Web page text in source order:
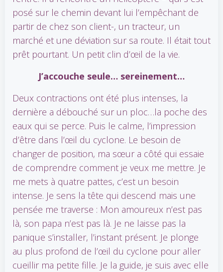
posé sur le chemin devant lui l’empêchant de
partir de chez son client-, un tracteur, un
marché et une déviation sur sa route. Il était tout
prêt pourtant. Un petit clin d’œil de la vie.
J’accouche seule… sereinement…
Deux contractions ont été plus intenses, la
dernière a débouché sur un ploc…la poche des
eaux qui se perce. Puis le calme, l’impression
d’être dans l’œil du cyclone. Le besoin de
changer de position, ma sœur a côté qui essaie
de comprendre comment je veux me mettre. Je
me mets à quatre pattes, c’est un besoin
intense. Je sens la tête qui descend mais une
pensée me traverse : Mon amoureux n’est pas
là, son papa n’est pas là. Je ne laisse pas la
panique s’installer, l’instant présent. Je plonge
au plus profond de l’œil du cyclone pour aller
cueillir ma petite fille. Je la guide, je suis avec elle